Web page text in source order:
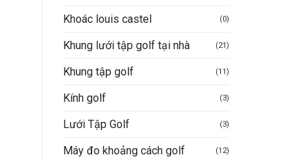
Khoác louis castel (0)
Khung lưới tập golf tại nhà (21)
Khung tập golf (11)
Kính golf (3)
Lưới Tập Golf (3)
Máy đo khoảng cách golf (12)